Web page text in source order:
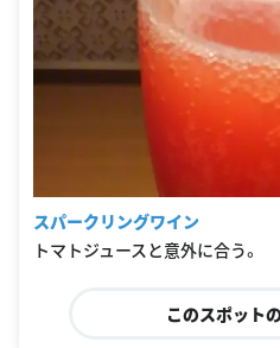
スパークリングワイン
トマトジュースと意外に合う。
このスポット